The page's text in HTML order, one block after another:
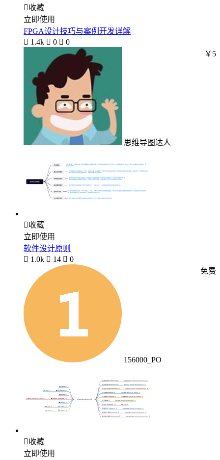
收藏
立即使用
FPGA设计技巧与案例开发详解
 1.4k  0  0
思维导图达人
￥5
收藏
立即使用
软件设计原则
 1.0k  14  0
156000_PO
免费
收藏
立即使用